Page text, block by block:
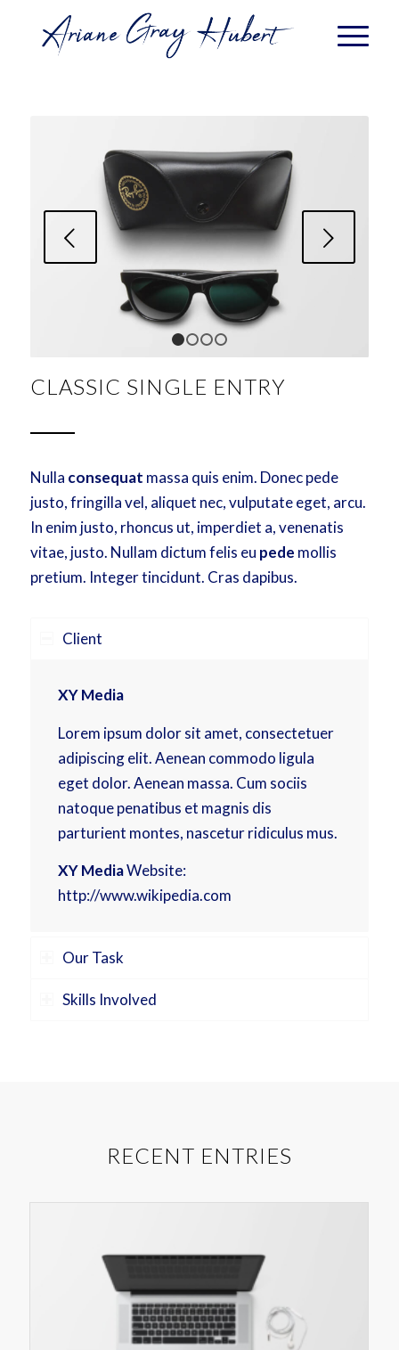
Next
CLASSIC SINGLE ENTRY
Nulla consequat massa quis enim. Donec pede
justo, fringilla vel, aliquet nec, vulputate eget, arcu.
In enim justo, rhoncus ut, imperdiet a, venenatis
vitae, justo. Nullam dictum felis eu pede mollis
pretium. Integer tincidunt. Cras dapibus.
Client
XY Media
Lorem ipsum dolor sit amet, consectetuer
adipiscing elit. Aenean commodo ligula
eget dolor. Aenean massa. Cum sociis
natoque penatibus et magnis dis
parturient montes, nascetur ridiculus mus.
XY MediaWebsite:
http://www.wikipedia.com
Our Task
Skills Involved
RECENT ENTRIES